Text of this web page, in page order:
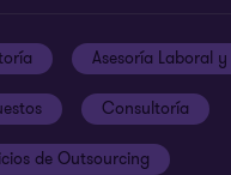
Asesoría Laboral
Consultoría
de Outsourcing